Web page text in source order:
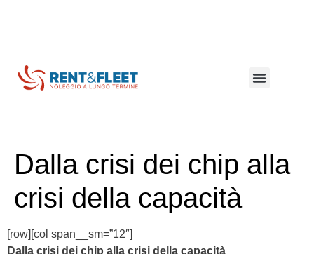
Dalla crisi dei chip alla
crisi della capacità
[row][col span__sm=”12″]
Dalla crisi dei chip alla crisi della capacità